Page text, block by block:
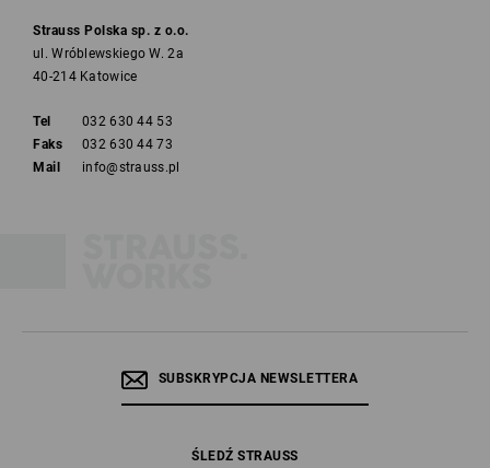
Strauss Polska sp. z o.o.
ul. Wróblewskiego W. 2a
40-214 Katowice
Tel
032 630 44 53
Faks
032 630 44 73
Mail
info@strauss.pl
SUBSKRYPCJA NEWSLETTERA
ŚLEDŹ STRAUSS